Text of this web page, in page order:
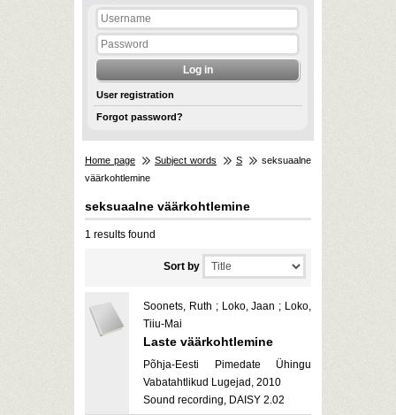
User registration
Forgot password?
Home page Subject words S
seksuaalne
väärkohtlemine
seksuaalne väärkohtlemine
1 results found
Sort by
Soonets, Ruth ; Loko, Jaan ; Loko,
Tiiu-Mai
Laste väärkohtlemine
Põhja-Eesti Pimedate Ühingu
Vabatahtlikud Lugejad, 2010
Sound recording, DAISY 2.02